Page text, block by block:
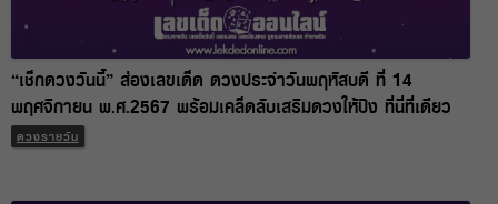
“เช็กดวงวันนี้” ส่องเลขเด็ด ดวงประจำวันพฤหัสบดี ที่ 14
พฤศจิกายน พ.ศ.2567 พร้อมเคล็ดลับเสริมดวงให้ปัง ที่นี่ที่เดียว
แจกฟรี !!
ดวงรายวัน